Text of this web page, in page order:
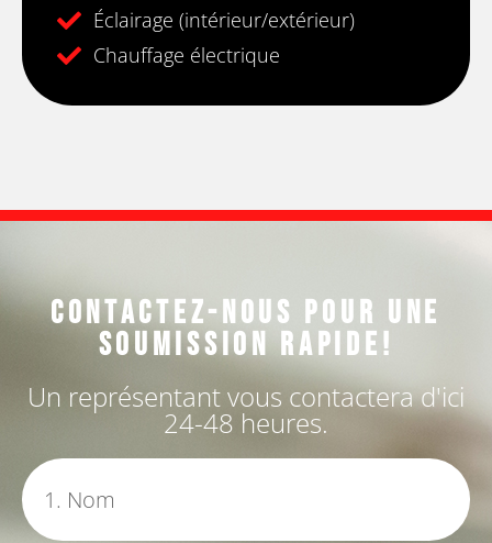
Éclairage (intérieur/extérieur)
Chauffage électrique
Contactez-nous pour une
soumission rapide!
Un représentant vous contactera d'ici
24-48 heures.